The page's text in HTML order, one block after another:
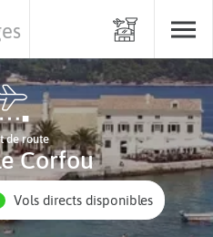
de route
Corfou
Vols directs disponibles